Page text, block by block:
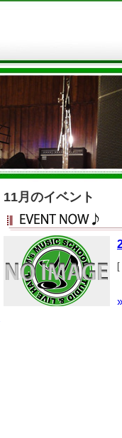
11月のイベント